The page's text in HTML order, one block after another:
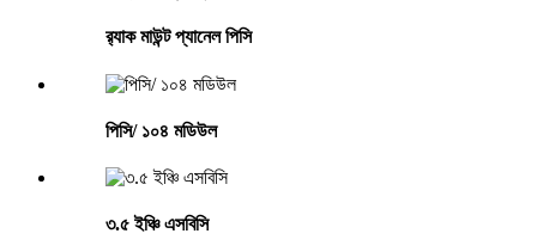
র‍্যাক মাউন্ট প্যানেল পিসি
পিসি/ ১০৪ মডিউল
৩.৫ ইঞ্চি এসবিসি